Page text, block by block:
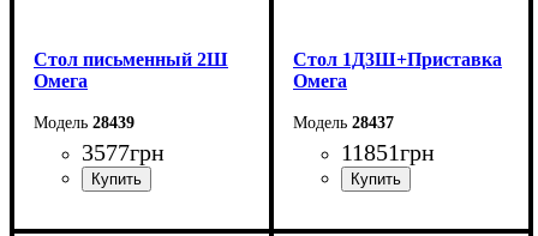
Стол письменный 2Ш
Омега
28439
3577грн
Стол 1Д3Ш+Приставка
Омега
28437
11851грн